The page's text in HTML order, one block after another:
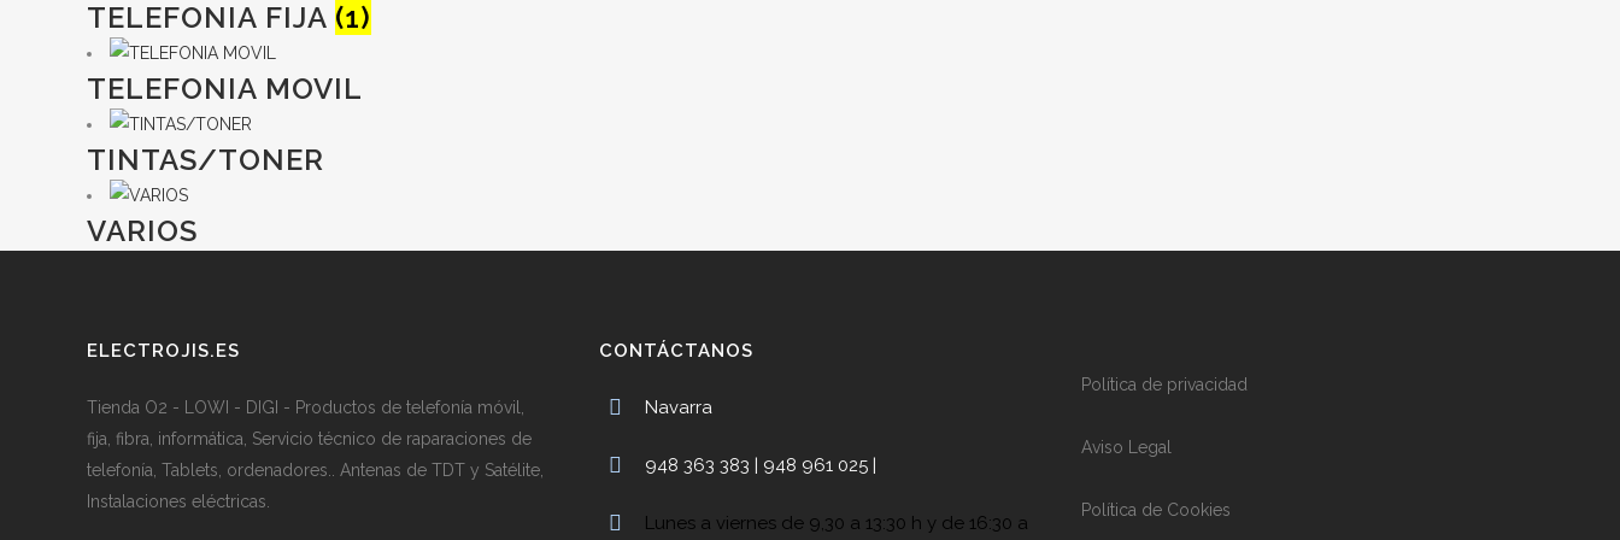
TELEFONIA FIJA (1)
TELEFONIA MOVIL
TINTAS/TONER
VARIOS
ELECTROJIS.ES
Tienda O2 - LOWI - DIGI - Productos de telefonía móvil,
fija, fibra, informática, Servicio técnico de raparaciones de
telefonía, Tablets, ordenadores.. Antenas de TDT y Satélite,
Instalaciones eléctricas.
CONTÁCTANOS
Navarra
948 363 383 | 948 961 025 |
Lunes a viernes de 9,30 a 13:30 h y de 16:30 a
Política de privacidad
Aviso Legal
Política de Cookies